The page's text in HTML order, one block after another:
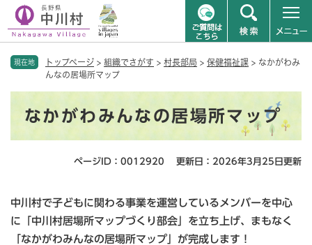
現在地 トップページ > 組織でさがす > 村長部局 > 保健福祉課 > なかがわみ
んなの居場所マップ
なかがわみんなの居場所マップ
ページID：0012920 更新日：2026年3月25日更新
中川村で子どもに関わる事業を運営しているメンバーを中心
に「中川村居場所マップづくり部会」を立ち上げ、まもなく
「なかがわみんなの居場所マップ」が完成します！